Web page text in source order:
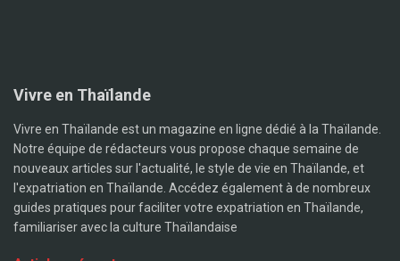
Vivre en Thaïlande
Vivre en Thaïlande est un magazine en ligne dédié à la Thaïlande.
Notre équipe de rédacteurs vous propose chaque semaine de
nouveaux articles sur l'actualité, le style de vie en Thaïlande, et
l'expatriation en Thaïlande. Accédez également à de nombreux
guides pratiques pour faciliter votre expatriation en Thaïlande,
familiariser avec la culture Thaïlandaise